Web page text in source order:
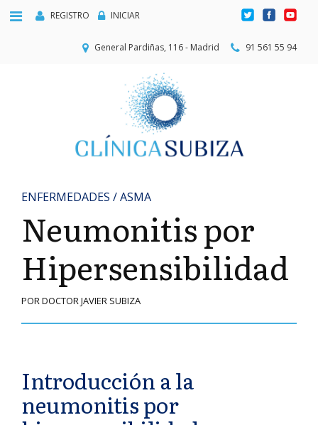
REGISTRO INICIAR
General Pardiñas, 116 - Madrid 91 561 55 94
ENFERMEDADES / ASMA
Neumonitis por
Hipersensibilidad
POR DOCTOR JAVIER SUBIZA
Introducción a la
neumonitis por